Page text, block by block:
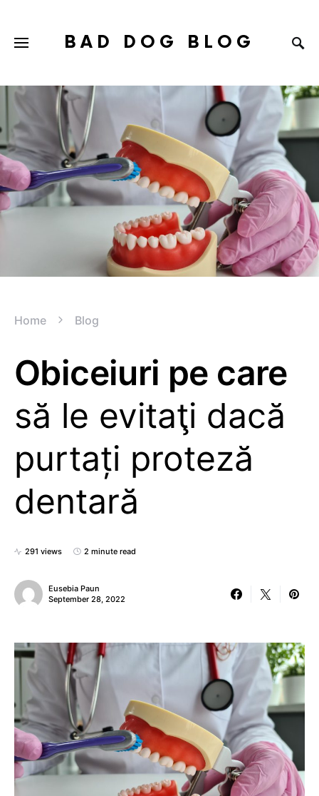
BAD DOG BLOG
Home Blog
Obiceiuri pe care
să le evitaţi dacă
purtați proteză
dentară
291 views 2 minute read
Eusebia Paun
September 28, 2022